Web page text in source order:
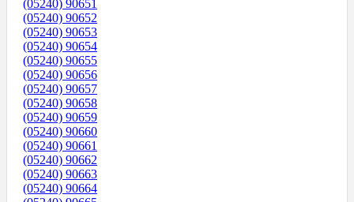
(05240) 90651
(05240) 90652
(05240) 90653
(05240) 90654
(05240) 90655
(05240) 90656
(05240) 90657
(05240) 90658
(05240) 90659
(05240) 90660
(05240) 90661
(05240) 90662
(05240) 90663
(05240) 90664